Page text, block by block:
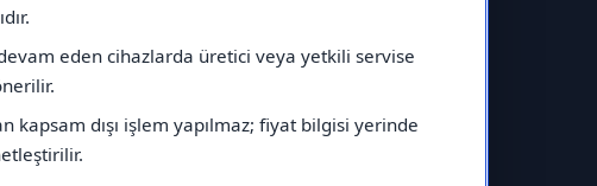
eden cihazlarda üretici veya yetkili servise
kapsam dışı işlem yapılmaz; fiyat bilgisi yerinde